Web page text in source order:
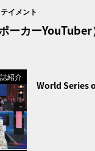
イメント
ーカー
紹介
World Series